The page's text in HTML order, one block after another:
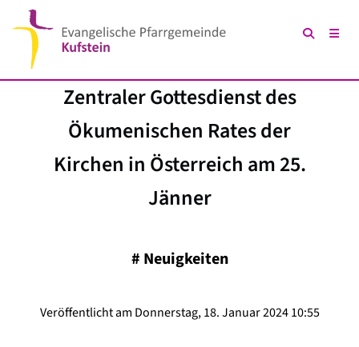
Zentraler Gottesdienst des
Ökumenischen Rates der
Kirchen in Österreich am 25.
Jänner
# Neuigkeiten
Veröffentlicht am Donnerstag, 18. Januar 2024 10:55